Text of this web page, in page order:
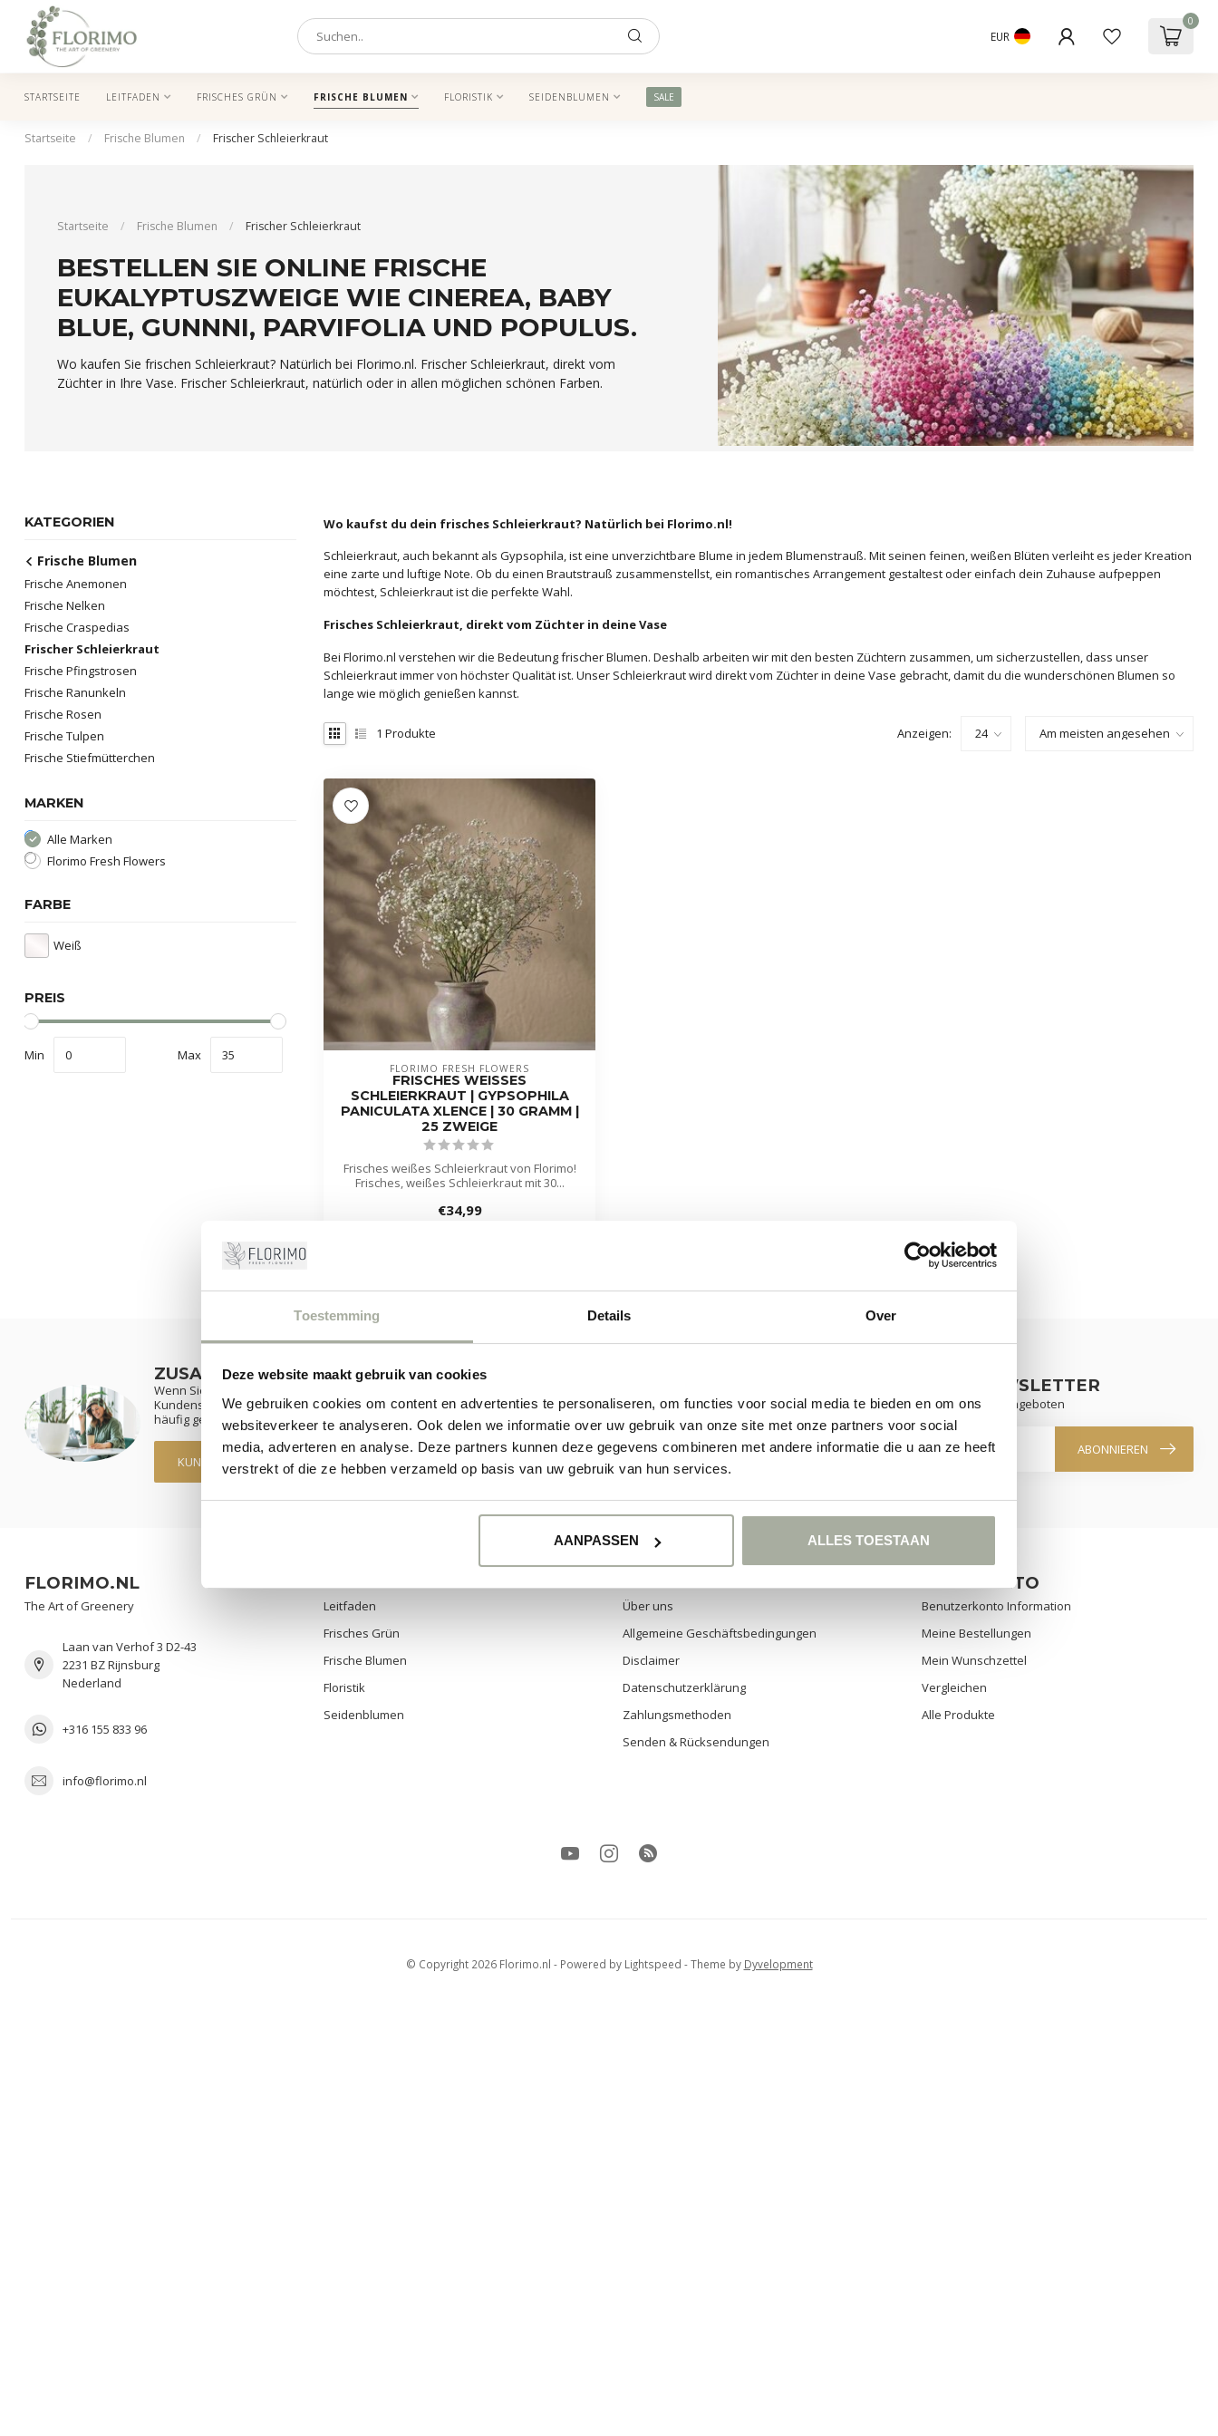
Toestemming Details Over
Deze website maakt gebruik van cookies
We gebruiken cookies om content en advertenties te personaliseren, om functies voor social media te bieden en om ons
websiteverkeer te analyseren. Ook delen we informatie over uw gebruik van onze site met onze partners voor social
media, adverteren en analyse. Deze partners kunnen deze gegevens combineren met andere informatie die u aan ze heeft
verstrekt of die ze hebben verzameld op basis van uw gebruik van hun services.
AANPASSEN ALLES TOESTAAN
EUR
0
STARTSEITE LEITFADEN FRISCHES GRÜN FRISCHE BLUMEN FLORISTIK SEIDENBLUMEN SALE
Startseite / Frische Blumen / Frischer Schleierkraut
Startseite / Frische Blumen / Frischer Schleierkraut
BESTELLEN SIE ONLINE FRISCHE
EUKALYPTUSZWEIGE WIE CINEREA, BABY
BLUE, GUNNNI, PARVIFOLIA UND POPULUS.
Wo kaufen Sie frischen Schleierkraut? Natürlich bei Florimo.nl. Frischer Schleierkraut, direkt vom
Züchter in Ihre Vase. Frischer Schleierkraut, natürlich oder in allen möglichen schönen Farben.
KATEGORIEN
Frische Blumen
Frische Anemonen
Frische Nelken
Frische Craspedias
Frischer Schleierkraut
Frische Pfingstrosen
Frische Ranunkeln
Frische Rosen
Frische Tulpen
Frische Stiefmütterchen
MARKEN
Alle Marken
Florimo Fresh Flowers
FARBE
Weiß
PREIS
Min Max
Wo kaufst du dein frisches Schleierkraut? Natürlich bei Florimo.nl!
Schleierkraut, auch bekannt als Gypsophila, ist eine unverzichtbare Blume in jedem Blumenstrauß. Mit seinen feinen, weißen Blüten verleiht es jeder Kreation
eine zarte und luftige Note. Ob du einen Brautstrauß zusammenstellst, ein romantisches Arrangement gestaltest oder einfach dein Zuhause aufpeppen
möchtest, Schleierkraut ist die perfekte Wahl.
Frisches Schleierkraut, direkt vom Züchter in deine Vase
Bei Florimo.nl verstehen wir die Bedeutung frischer Blumen. Deshalb arbeiten wir mit den besten Züchtern zusammen, um sicherzustellen, dass unser
Schleierkraut immer von höchster Qualität ist. Unser Schleierkraut wird direkt vom Züchter in deine Vase gebracht, damit du die wunderschönen Blumen so
lange wie möglich genießen kannst.
1 Produkte Anzeigen:
FLORIMO FRESH FLOWERS
FRISCHES WEISSES S
CHLEIERKRAUT | GYPSOPHILA P
ANICULATA XLENCE | 30 GRAMM | 2
5 ZWEIGE
Frisches weißes Schleierkraut von Florimo!
Frisches, weißes Schleierkraut mit 30...
€34,99
ZUSATZINFORMATION
Wenn Sie Fragen zu unseren Produkten oder Ihrem Kauf haben, besuchen Sie unsere
Kundenservice-Seite. Hier finden Sie unsere Unternehmensdaten, Antworten auf
häufig gestellte Fragen und verschiedene Möglichkeiten, mit uns in Kontakt zu treten.
KUNDENDIENST UNSERE GESCHÄFTE ANSEHEN
ABONNIEREN SIE UNSEREN NEWSLETTER
Bleibe auf dem Laufenden mit unseren Newsletter-Angeboten
ABONNIEREN
FLORIMO.NL
The Art of Greenery
Laan van Verhof 3 D2-43
2231 BZ Rijnsburg
Nederland
+316 155 833 96
info@florimo.nl
KATEGORIEN
Leitfaden
Frisches Grün
Frische Blumen
Floristik
Seidenblumen
INFORMATIONEN
Über uns
Allgemeine Geschäftsbedingungen
Disclaimer
Datenschutzerklärung
Zahlungsmethoden
Senden & Rücksendungen
MEIN KONTO
Benutzerkonto Information
Meine Bestellungen
Mein Wunschzettel
Vergleichen
Alle Produkte
© Copyright 2026 Florimo.nl - Powered by Lightspeed - Theme by Dyvelopment